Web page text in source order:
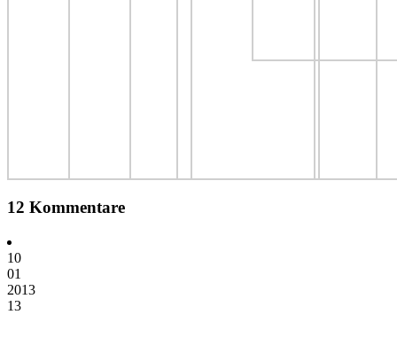
12 Kommentare
10
01
2013
13